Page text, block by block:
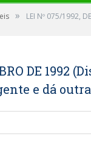
» LEI Nº 075/1992,
DE 1992
e dá